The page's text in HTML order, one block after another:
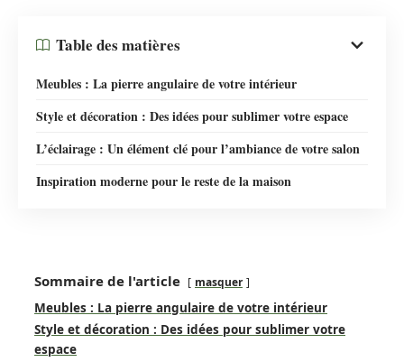
Table des matières
Meubles : La pierre angulaire de votre intérieur
Style et décoration : Des idées pour sublimer votre espace
L’éclairage : Un élément clé pour l’ambiance de votre salon
Inspiration moderne pour le reste de la maison
Sommaire de l'article masquer
Meubles : La pierre angulaire de votre intérieur
Style et décoration : Des idées pour sublimer votre
espace